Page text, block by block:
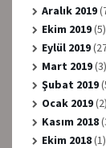
Aralık 2019
Ekim 2019(5)
Eylül 2019
Mart 2019(3)
Şubat 2019
Ocak 2019(2)
Kasım 2018
Ekim 2018(1)